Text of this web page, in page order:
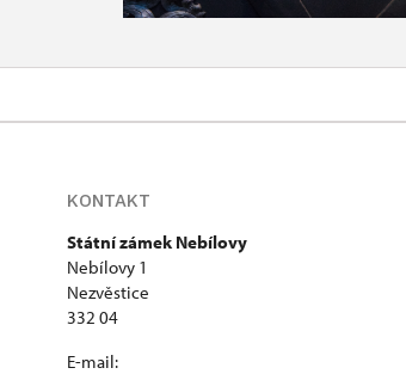
KONTAKT
Státní zámek Nebílovy
Nebílovy 1
Nezvěstice
332 04
E-mail: